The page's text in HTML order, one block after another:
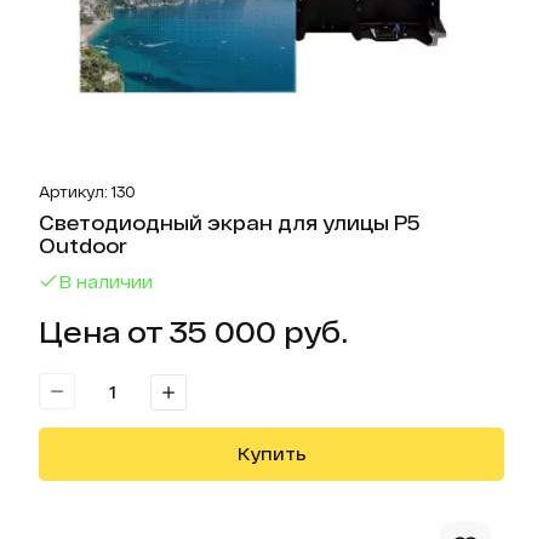
Артикул: 130
Светодиодный экран для улицы P5
Outdoor
В наличии
Цена от 35 000 руб.
Купить